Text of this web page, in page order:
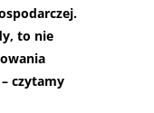
to nie
czytamy